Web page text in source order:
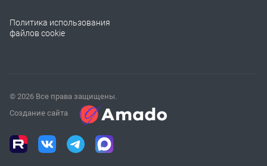
Политика использования
файлов cookie
© 2026 Все права защищены.
Создание сайта